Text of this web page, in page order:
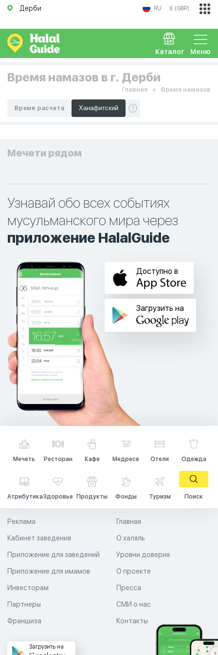
Дерби RU £ (GBP)
Меню
Каталог
Время намазов в г. Дерби
Главная Время намазов
Время расчета
Мечети рядом
Узнавай обо всех событиях
мусульманского мира через
приложение HalalGuide
Доступно в
Загрузить на
Мечеть Ресторан Кафе Медресе Отели Одежда
АтрибутикаЗдоровье Продукты Фонды Туризм Поиск
Главная
О халяль
Уровни доверия
Реклама
Кабинет заведения
Приложение для заведений
Приложение для имамов О проекте
Пресса
СМИ о нас
Контакты
Инвесторам
Партнеры
Франшиза
Загрузить на